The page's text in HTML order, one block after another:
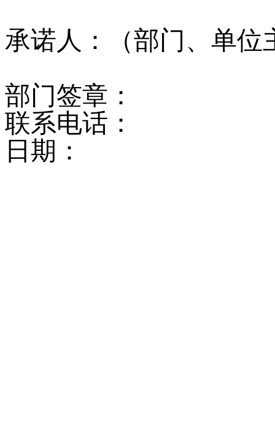
承诺人：（部门、单位
部门签章：
联系电话：
日期：